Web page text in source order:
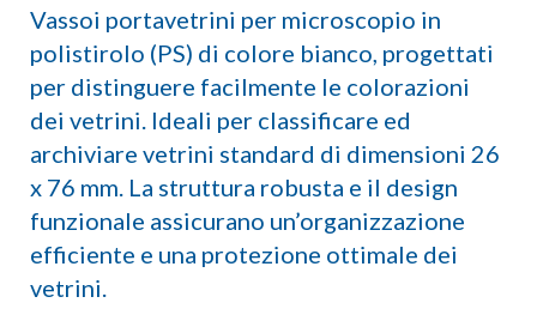
Vassoi portavetrini per microscopio in
polistirolo (PS) di colore bianco, progettati
per distinguere facilmente le colorazioni
dei vetrini. Ideali per classificare ed
archiviare vetrini standard di dimensioni 26
x 76 mm. La struttura robusta e il design
funzionale assicurano un’organizzazione
efficiente e una protezione ottimale dei
vetrini.